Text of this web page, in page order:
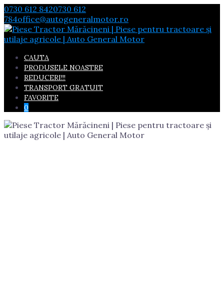
Skip
to
content
0730 612 8420730 612
784office@autogeneralmotor.ro
CAUTA
PRODUSELE NOASTRE
REDUCERI!!!
TRANSPORT GRATUIT
FAVORITE
0